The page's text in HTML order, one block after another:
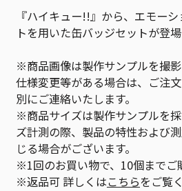
『ハイキュー!!』から、エモー
トを用いた缶バッジセットが登場
※商品画像は製作サンプルを撮
仕様変更等がある場合は、ご注
別にご連絡いたします。
※商品サイズは製作サンプルを
ズ計測の際、製品の特性および
じる場合がございます。
※1回のお買い物で、10個までご
※返品可 詳しくはこちらをご覧